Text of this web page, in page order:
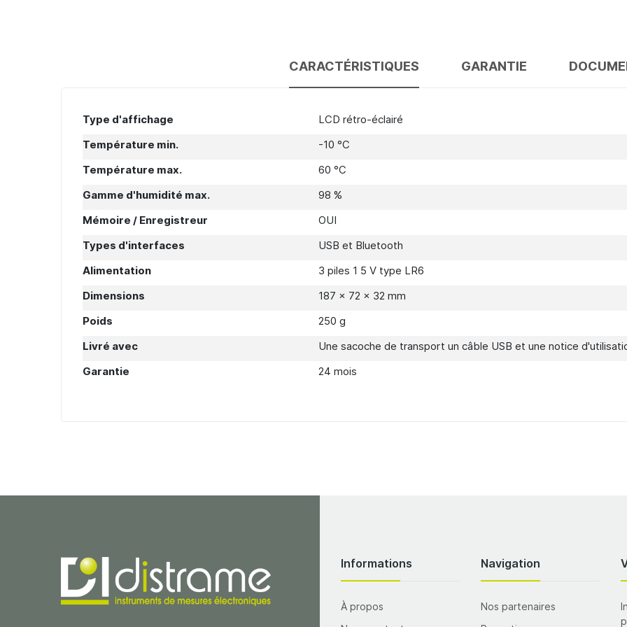
CARACTÉRISTIQUES GARANTIE
Caractéristiques
Type d'affichage
LCD rétro-éclairé
Température min.
-10 °C
Température max.
60 °C
Gamme d'humidité max.
98 %
Mémoire / Enregistreur
OUI
Types d'interfaces
USB et Bluetooth
Alimentation
3 piles 1 5 V type LR6
Dimensions
187 x 72 x 32 mm
Poids
250 g
Livré avec
Une sacoche de transport un câble USB et une notice
Garantie
24 mois
Informations
À propos
Navigation
Nos partenaires